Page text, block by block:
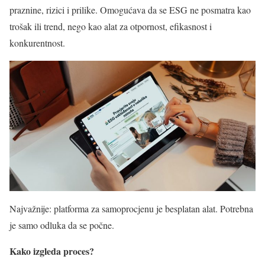
praznine, rizici i prilike. Omogućava da se ESG ne posmatra kao
trošak ili trend, nego kao alat za otpornost, efikasnost i
konkurentnost.
Najvažnije: platforma za samoprocjenu je besplatan alat. Potrebna
je samo odluka da se počne.
Kako izgleda proces?